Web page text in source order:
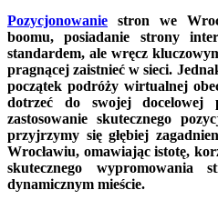
Pozycjonowanie stron we
boomu, posiadanie strony
standardem, ale wręcz
pragnącej zaistnieć w sieci.
początek podróży wirtualnej
dotrzeć do swojej docelowej
zastosowanie skutecznego
przyjrzymy się głębiej
Wrocławiu, omawiając istotę,
skutecznego
dynamicznym mieście.